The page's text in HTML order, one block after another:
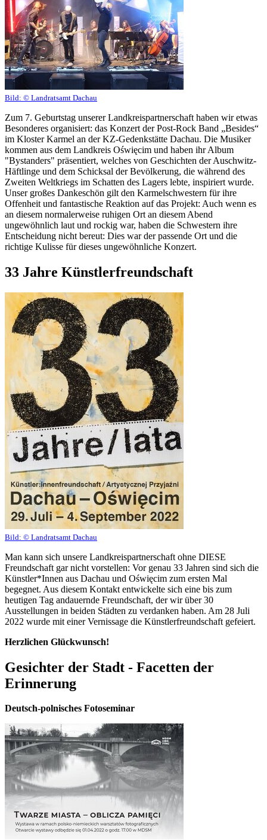
Bild: © Landratsamt Dachau
Zum 7. Geburtstag unserer Landkreispartnerschaft haben wir etwas
Besonderes organisiert: das Konzert der Post-Rock Band „Besides“
im Kloster Karmel an der KZ-Gedenkstätte Dachau. Die Musiker
kommen aus dem Landkreis Oświęcim und haben ihr Album
"Bystanders" präsentiert, welches von Geschichten der Auschwitz-
Häftlinge und dem Schicksal der Bevölkerung, die während des
Zweiten Weltkriegs im Schatten des Lagers lebte, inspiriert wurde.
Unser großes Dankeschön gilt den Karmelschwestern für ihre
Offenheit und fantastische Reaktion auf das Projekt: Auch wenn es
an diesem normalerweise ruhigen Ort an diesem Abend
ungewöhnlich laut und rockig war, haben die Schwestern ihre
Entscheidung nicht bereut: Dies war der passende Ort und die
richtige Kulisse für dieses ungewöhnliche Konzert.
33 Jahre Künstlerfreundschaft
Bild: © Landratsamt Dachau
Man kann sich unsere Landkreispartnerschaft ohne DIESE
Freundschaft gar nicht vorstellen: Vor genau 33 Jahren sind sich die
Künstler*Innen aus Dachau und Oświęcim zum ersten Mal
begegnet. Aus diesem Kontakt entwickelte sich eine bis zum
heutigen Tag andauernde Freundschaft, der wir über 30
Ausstellungen in beiden Städten zu verdanken haben. Am 28 Juli
2022 wurde mit einer Vernissage die Künstlerfreundschaft gefeiert.
Herzlichen Glückwunsch!
Gesichter der Stadt - Facetten der
Erinnerung
Deutsch-polnisches Fotoseminar